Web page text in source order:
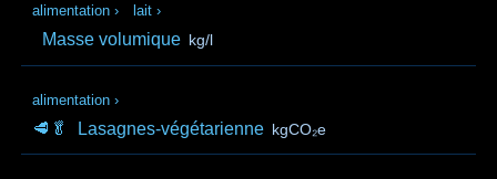
alimentation › lait ›
Masse volumique kg/l
alimentation ›
🥩🥬 Lasagnes-végétarienne kgCO₂e